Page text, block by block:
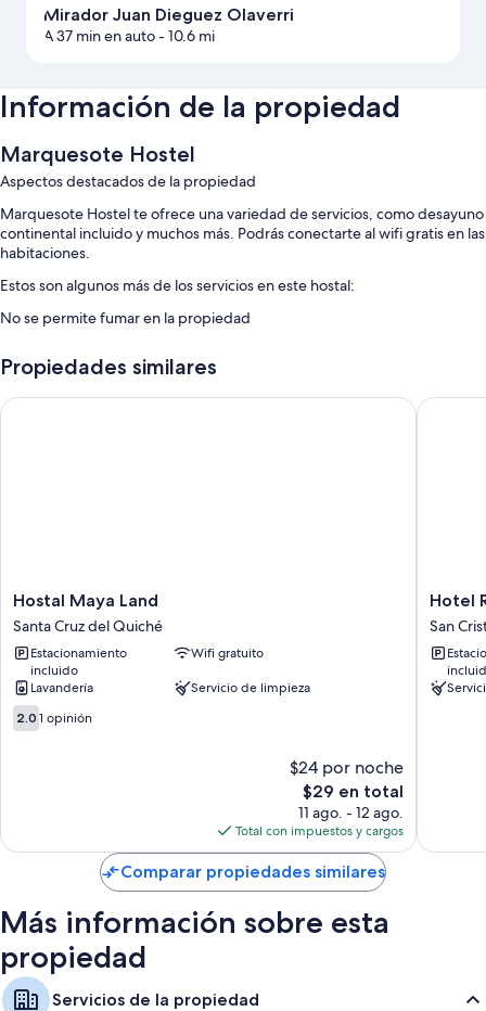
Mirador Juan Dieguez Olaverri
A 37 min en auto- 10.6 mi
Información de la propiedad
Marquesote Hostel
Aspectos destacados de la propiedad
Marquesote Hostel te ofrece una variedad de servicios, como desayuno
continental incluido y muchos más. Podrás conectarte al wifi gratis en las
habitaciones.
Estos son algunos más de los servicios en este hostal:
No se permite fumar en la propiedad
Todas las habitaciones de Marquesote Hostel cuentan con amenidades,
que incluyen wifi gratis.
Propiedades similares
Hostal
Maya
Land
Santa
Cruz
del
Quiché
Hostal Maya Land
Santa Cruz del Quiché
Estacionamiento
incluido
Wifi gratuito
Lavandería
Servicio de limpieza
2.0
de
2.0 1 opinión
$24 por noche
El
precio
actual
es
de
$29
$29 en total
11 ago. - 12 ago.
Total con impuestos y cargos
Hostal Maya Land
Hotel
Reforma
San
Hotel
San
Hotel
Comparar propiedades similares
Más información sobre esta
propiedad
Servicios de la propiedad